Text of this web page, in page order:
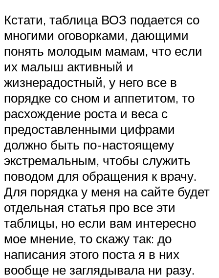
Кстати, таблица ВОЗ подается со
многими оговорками, дающими
понять молодым мамам, что если
их малыш активный и
жизнерадостный, у него все в
порядке со сном и аппетитом, то
расхождение роста и веса с
предоставленными цифрами
должно быть по-настоящему
экстремальным, чтобы служить
поводом для обращения к врачу.
Для порядка у меня на сайте будет
отдельная статья про все эти
таблицы, но если вам интересно
мое мнение, то скажу так: до
написания этого поста я в них
вообще не заглядывала ни разу.